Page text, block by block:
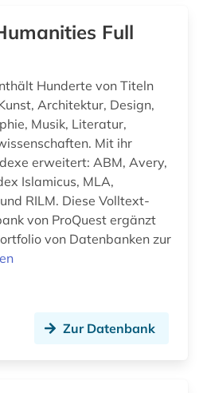
kulturgeschichte (2)
kulturgüterschutz (1)
kulturmanagement (1)
kulturwissenschaften (8)
Full
Hunderte von Titeln
Architektur, Design,
Musik, Literatur,
Mit ihr
erweitert: ABM, Avery,
Islamicus, MLA,
Volltext-
von ProQuest ergänzt
von Datenbanken zur
Zur Datenbank